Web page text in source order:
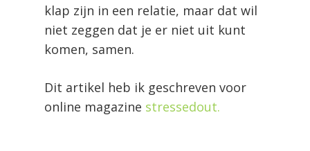
klap zijn in een relatie, maar dat wil
niet zeggen dat je er niet uit kunt
komen, samen.
Dit artikel heb ik geschreven voor
online magazine stressedout.